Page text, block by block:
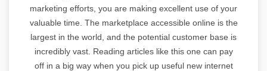
marketing efforts, you are making excellent use of your
valuable time. The marketplace accessible online is the
largest in the world, and the potential customer base is
incredibly vast. Reading articles like this one can pay
off in a big way when you pick up useful new internet